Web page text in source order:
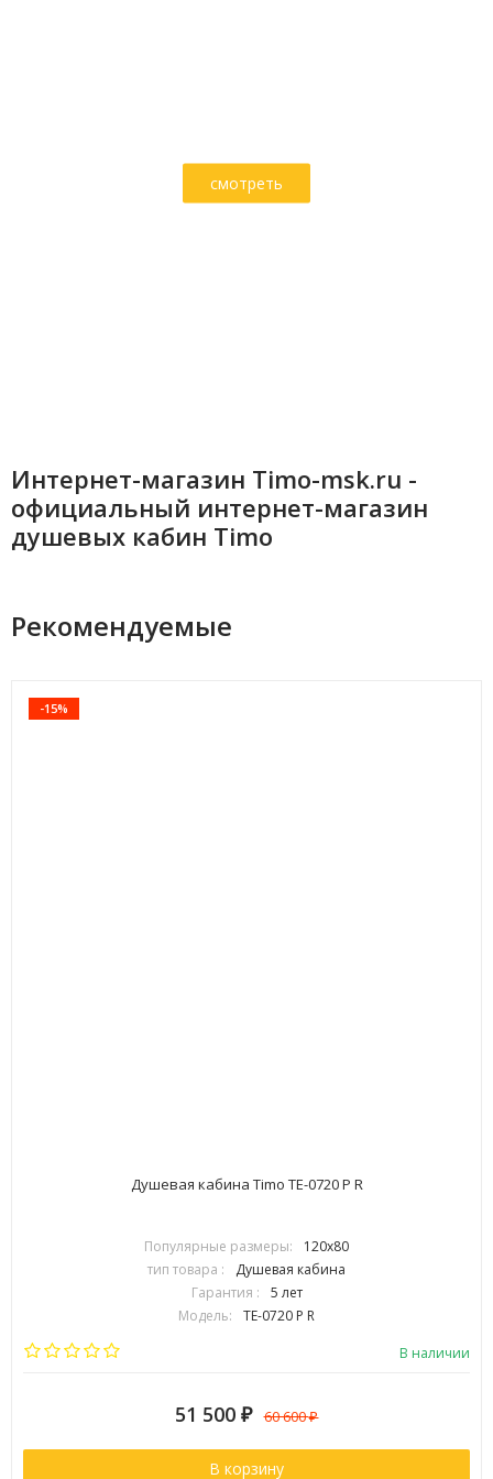
смотреть
Интернет-магазин Timo-msk.ru -
официальный интернет-магазин
душевых кабин Timo
Рекомендуемые
-15%
Душевая кабина Timo TE-0720 P R
Популярные размеры:
120х80
тип товара :
Душевая кабина
Гарантия :
5 лет
Модель:
TE-0720 P R
В наличии
51 500 ₽ 60 600₽
В корзину